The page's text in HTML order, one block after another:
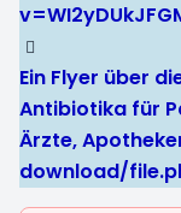
Ein Flyer über
Antibiotika für
Ärzte,
download/